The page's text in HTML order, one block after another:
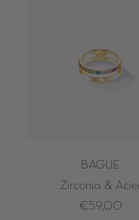
BAGUE
Zirconia &
€59,00